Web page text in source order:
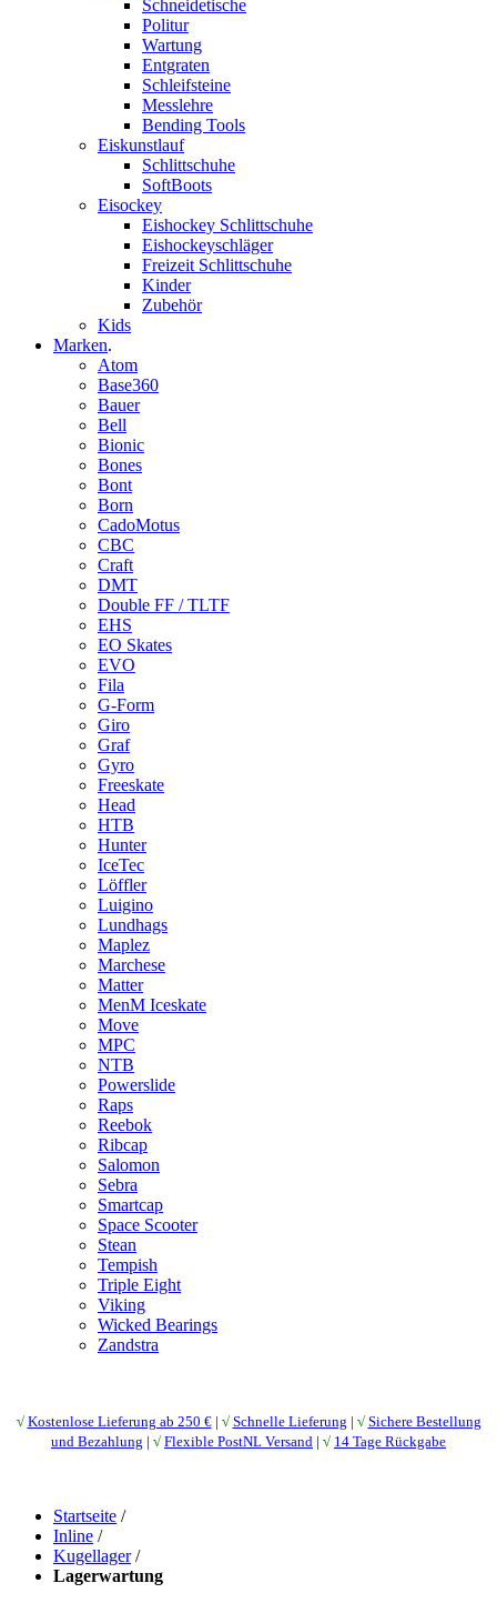
Schneidetische
Politur
Wartung
Entgraten
Schleifsteine
Messlehre
Bending Tools
Eiskunstlauf
Schlittschuhe
SoftBoots
Eisockey
Eishockey Schlittschuhe
Eishockeyschläger
Freizeit Schlittschuhe
Kinder
Zubehör
Kids
Marken.
Atom
Base360
Bauer
Bell
Bionic
Bones
Bont
Born
CadoMotus
CBC
Craft
DMT
Double FF / TLTF
EHS
EO Skates
EVO
Fila
G-Form
Giro
Graf
Gyro
Freeskate
Head
HTB
Hunter
IceTec
Löffler
Luigino
Lundhags
Maplez
Marchese
Matter
MenM Iceskate
Move
MPC
NTB
Powerslide
Raps
Reebok
Ribcap
Salomon
Sebra
Smartcap
Space Scooter
Stean
Tempish
Triple Eight
Viking
Wicked Bearings
Zandstra
√ Kostenlose Lieferung ab 250 €| √ Schnelle Lieferung | √ Sichere Bestellung
und Bezahlung | √ Flexible PostNL Versand | √ 14 Tage Rückgabe
Startseite /
Inline /
Kugellager /
Lagerwartung